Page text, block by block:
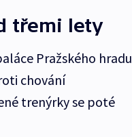
třemi lety
Pražského hradu
chování
trenýrky se poté